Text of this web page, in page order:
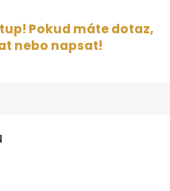
Pokud máte dotaz,
nebo napsat!